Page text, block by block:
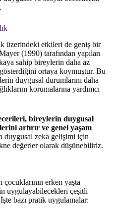
üzerindeki etkileri de geniş bir
(1990) tarafından yapılan
sahip bireylerin daha az
ortaya koymuştur. Bu
duygusal durumlarını daha
korumalarına yardımcı
bireylerin duygusal
artırır ve genel yaşam
duygusal zeka gelişimi için
değerler olarak düşünebiliriz.
erken yaşta
uygulayabilecekleri çeşitli
bazı pratik uygulamalar: